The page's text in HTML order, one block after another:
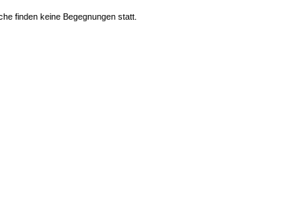
finden keine Begegnungen statt.